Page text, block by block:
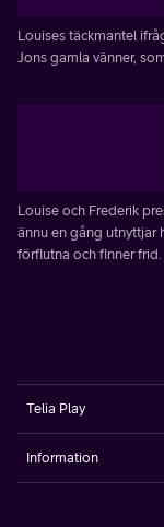
Louises täckmantel
Jons gamla vänner,
Louise och Frederik
ännu en gång utnyttjar
förflutna och finner frid.
Telia Play
Information